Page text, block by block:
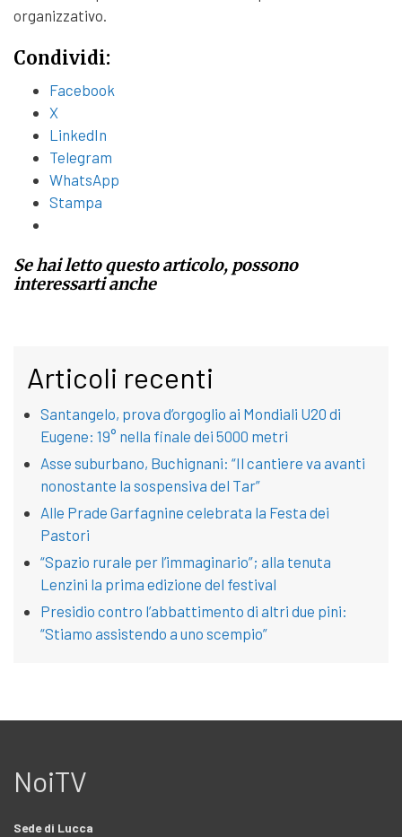
organizzativo.
Condividi:
Facebook
X
LinkedIn
Telegram
WhatsApp
Stampa
Se hai letto questo articolo, possono
interessarti anche
Articoli recenti
Santangelo, prova d’orgoglio ai Mondiali U20 di
Eugene: 19° nella finale dei 5000 metri
Asse suburbano, Buchignani: “Il cantiere va avanti
nonostante la sospensiva del Tar”
Alle Prade Garfagnine celebrata la Festa dei
Pastori
“Spazio rurale per l’immaginario”; alla tenuta
Lenzini la prima edizione del festival
Presidio contro l’abbattimento di altri due pini:
“Stiamo assistendo a uno scempio”
NoiTV
Sede di Lucca